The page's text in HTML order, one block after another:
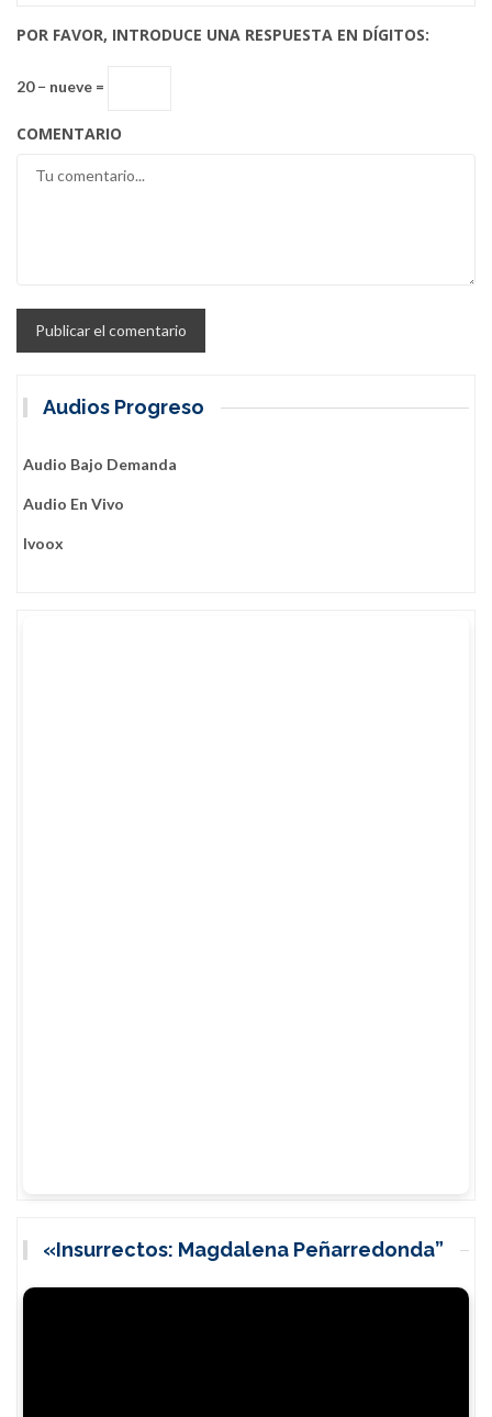
POR FAVOR, INTRODUCE UNA RESPUESTA EN DÍGITOS:
20 − nueve =
COMENTARIO
Audios Progreso
Audio Bajo Demanda
Audio En Vivo
Ivoox
«Insurrectos: Magdalena Peñarredonda”